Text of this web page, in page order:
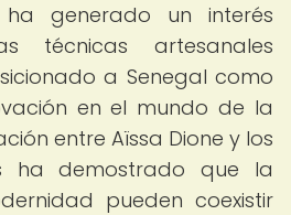
generado un interés
técnicas artesanales
a Senegal como
en el mundo de la
entre Aïssa Dione y los
ha demostrado que la
pueden coexistir